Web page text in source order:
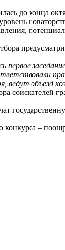
до конца
первое
ведут объезд
соискателей
конкурса –